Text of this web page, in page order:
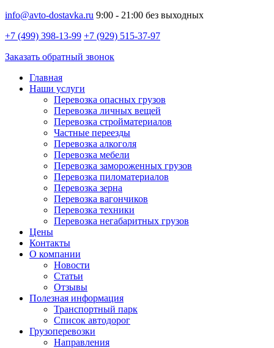
info@avto-dostavka.ru 9:00 - 21:00 без выходных
+7 (499) 398-13-99 +7 (929) 515-37-97
Заказать обратный звонок
Главная
Наши услуги
Перевозка опасных грузов
Перевозка личных вещей
Перевозка стройматериалов
Частные переезды
Перевозка алкоголя
Перевозка мебели
Перевозка замороженных грузов
Перевозка пиломатериалов
Перевозка зерна
Перевозка вагончиков
Перевозка техники
Перевозка негабаритных грузов
Цены
Контакты
О компании
Новости
Статьи
Отзывы
Полезная информация
Транспортный парк
Список автодорог
Грузоперевозки
Направления